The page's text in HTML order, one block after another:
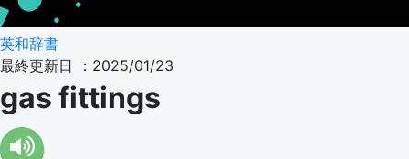
英和辞書
最終更新日 ：2025/01/23
gas fittings